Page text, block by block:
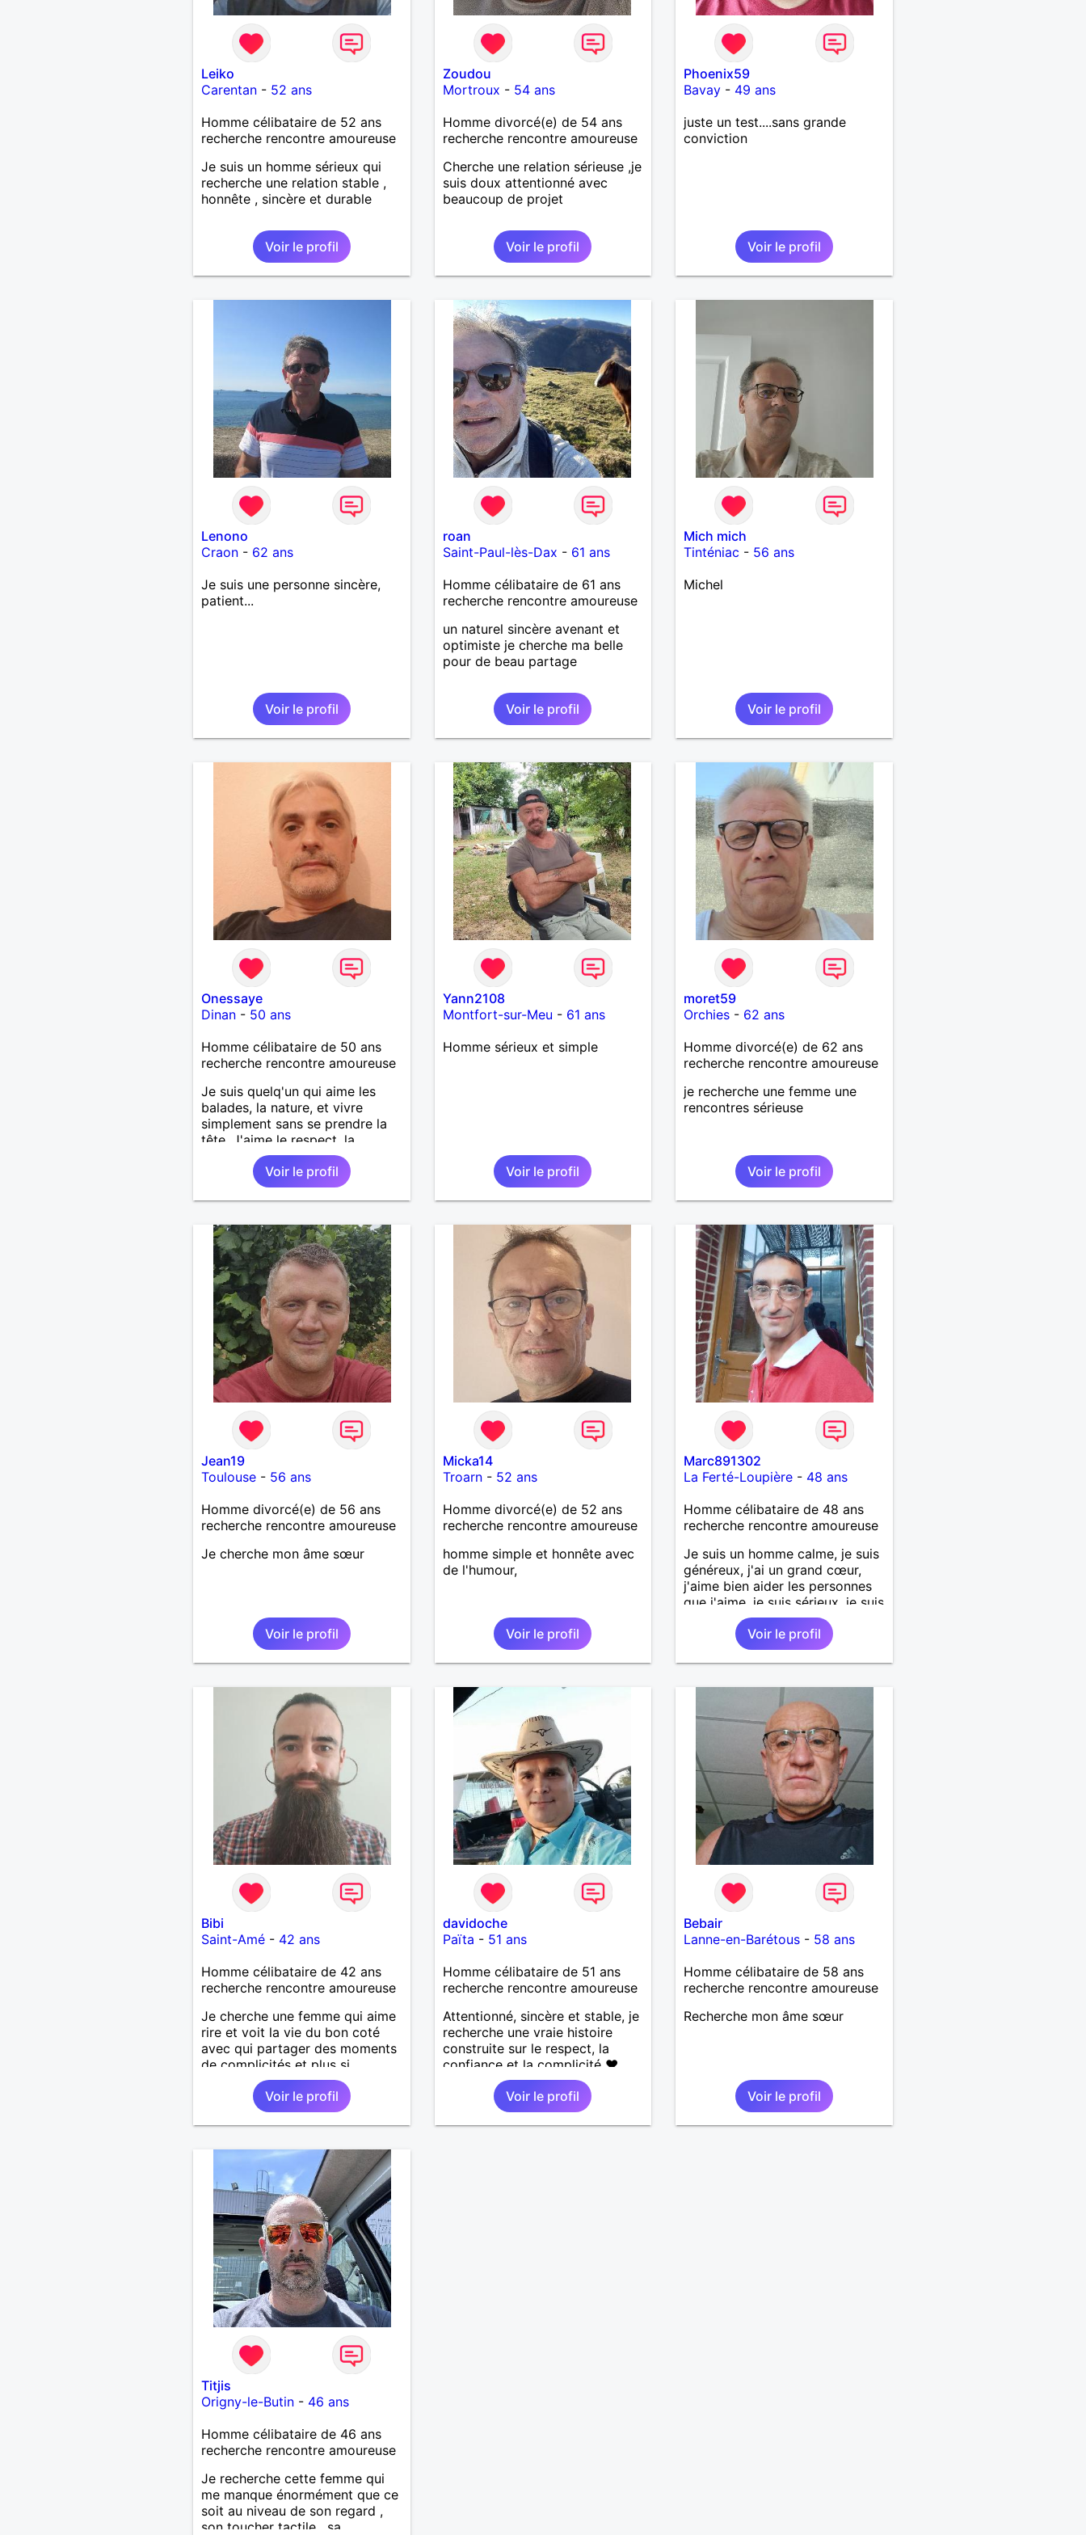
Leiko
Carentan- 52 ans
Homme célibataire de 52 ans
recherche rencontre amoureuse
Je suis un homme sérieux qui
recherche une relation stable ,
honnête , sincère et durable
Voir le profil
Zoudou
Mortroux - 54 ans
Homme divorcé(e) de 54 ans
recherche rencontre amoureuse
Cherche une relation sérieuse ,je
suis doux attentionné avec
beaucoup de projet
Voir le profil
Phoenix59
Bavay - 49 ans
juste un test....sans grande
conviction
Voir le profil
Lenono
Craon- 62 ans
Je suis une personne sincère,
patient...
Voir le profil
roan
Saint-Paul-lès-Dax - 61 ans
Homme célibataire de 61 ans
recherche rencontre amoureuse
un naturel sincère avenant et
optimiste je cherche ma belle
pour de beau partage
Voir le profil
Mich mich
Tinténiac - 56 ans
Michel
Voir le profil
Onessaye
Dinan- 50 ans
Homme célibataire de 50 ans
recherche rencontre amoureuse
Je suis quelq'un qui aime les
balades, la nature, et vivre
simplement sans se prendre la
tête. J'aime le respect, la
sincérité et qu'on puisse
partager ensemble projet et un
bon bout de chemin, main dans
la main.
Voir le profil
Yann2108
Montfort-sur-Meu - 61 ans
Homme sérieux et simple
Voir le profil
moret59
Orchies - 62 ans
Homme divorcé(e) de 62 ans
recherche rencontre amoureuse
je recherche une femme une
rencontres sérieuse
Voir le profil
Jean19
Toulouse- 56 ans
Homme divorcé(e) de 56 ans
recherche rencontre amoureuse
Je cherche mon âme sœur
Voir le profil
Micka14
Troarn- 52 ans
Homme divorcé(e) de 52 ans
recherche rencontre amoureuse
homme simple et honnête avec
de l'humour,
Voir le profil
Marc891302
La Ferté-Loupière - 48 ans
Homme célibataire de 48 ans
recherche rencontre amoureuse
Je suis un homme calme, je suis
généreux, j'ai un grand cœur,
j'aime bien aider les personnes
que j'aime, je suis sérieux, je suis
sincère, je suis honnête, j'aime
pas qu'on joue avec moi et
j'aime pas les mensonges. Je
cherche une relation amoureuse
Voir le profil
Bibi
Saint-Amé- 42 ans
Homme célibataire de 42 ans
recherche rencontre amoureuse
Je cherche une femme qui aime
rire et voit la vie du bon coté
avec qui partager des moments
de complicités et plus si
Voir le profil
davidoche
Païta - 51 ans
Homme célibataire de 51 ans
recherche rencontre amoureuse
Attentionné, sincère et stable, je
recherche une vraie histoire
construite sur le respect, la
confiance et la complicité ❤️
J’aime les choses simples de la
vie : la nature, la mer, les
moments authentiques et les
personnes au grand cœur 🌊🌿
Voir le profil
Bebair
Lanne-en-Barétous - 58 ans
Homme célibataire de 58 ans
recherche rencontre amoureuse
Recherche mon âme sœur
Voir le profil
Titjis
Origny-le-Butin- 46 ans
Homme célibataire de 46 ans
recherche rencontre amoureuse
Je recherche cette femme qui
me manque énormément que ce
soit au niveau de son regard ,
son toucher tactile , sa